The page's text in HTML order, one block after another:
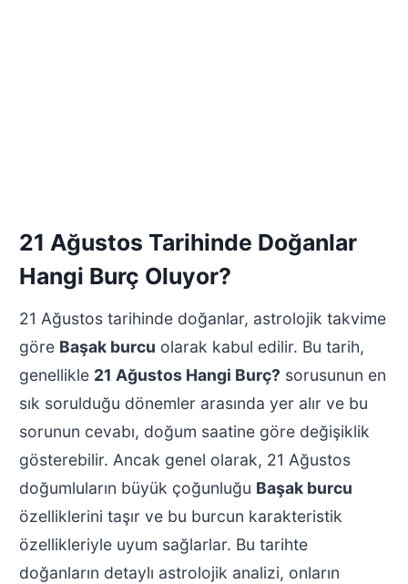
21 Ağustos Tarihinde Doğanlar
Hangi Burç Oluyor?
21 Ağustos tarihinde doğanlar, astrolojik takvime
göre Başak burcu olarak kabul edilir. Bu tarih,
genellikle 21 Ağustos Hangi Burç? sorusunun en
sık sorulduğu dönemler arasında yer alır ve bu
sorunun cevabı, doğum saatine göre değişiklik
gösterebilir. Ancak genel olarak, 21 Ağustos
doğumluların büyük çoğunluğu Başak burcu
özelliklerini taşır ve bu burcun karakteristik
özellikleriyle uyum sağlarlar. Bu tarihte
doğanların detaylı astrolojik analizi, onların